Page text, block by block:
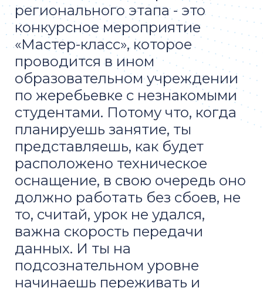
регионального этапа - это
конкурсное мероприятие
«Мастер-класс», которое
проводится в ином
образовательном учреждении
по жеребьевке с незнакомыми
студентами. Потому что, когда
планируешь занятие, ты
представляешь, как будет
расположено техническое
оснащение, в свою очередь оно
должно работать без сбоев, не
то, считай, урок не удался,
важна скорость передачи
данных. И ты на
подсознательном уровне
начинаешь переживать и